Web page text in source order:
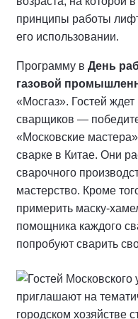
принципы работы
его использовании.
Программу в День
газовой
«Мосгаз». Гостей
сварщиков —
«Московские
сварке в Китае. Они
сварочного
мастерство. Кроме
примерить маску-
помощника каждого
попробуют сварить